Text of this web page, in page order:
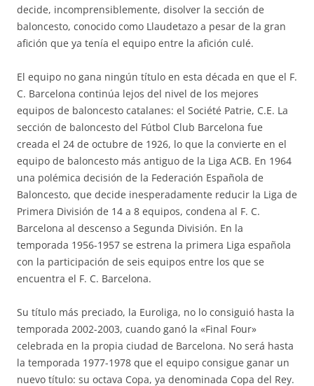
decide, incomprensiblemente, disolver la sección de
baloncesto, conocido como Llaudetazo a pesar de la gran
afición que ya tenía el equipo entre la afición culé.
El equipo no gana ningún título en esta década en que el F.
C. Barcelona continúa lejos del nivel de los mejores
equipos de baloncesto catalanes: el Société Patrie, C.E. La
sección de baloncesto del Fútbol Club Barcelona fue
creada el 24 de octubre de 1926, lo que la convierte en el
equipo de baloncesto más antiguo de la Liga ACB. En 1964
una polémica decisión de la Federación Española de
Baloncesto, que decide inesperadamente reducir la Liga de
Primera División de 14 a 8 equipos, condena al F. C.
Barcelona al descenso a Segunda División. En la
temporada 1956-1957 se estrena la primera Liga española
con la participación de seis equipos entre los que se
encuentra el F. C. Barcelona.
Su título más preciado, la Euroliga, no lo consiguió hasta la
temporada 2002-2003, cuando ganó la «Final Four»
celebrada en la propia ciudad de Barcelona. No será hasta
la temporada 1977-1978 que el equipo consigue ganar un
nuevo título: su octava Copa, ya denominada Copa del Rey.